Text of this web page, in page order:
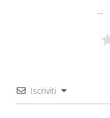
Iscriviti